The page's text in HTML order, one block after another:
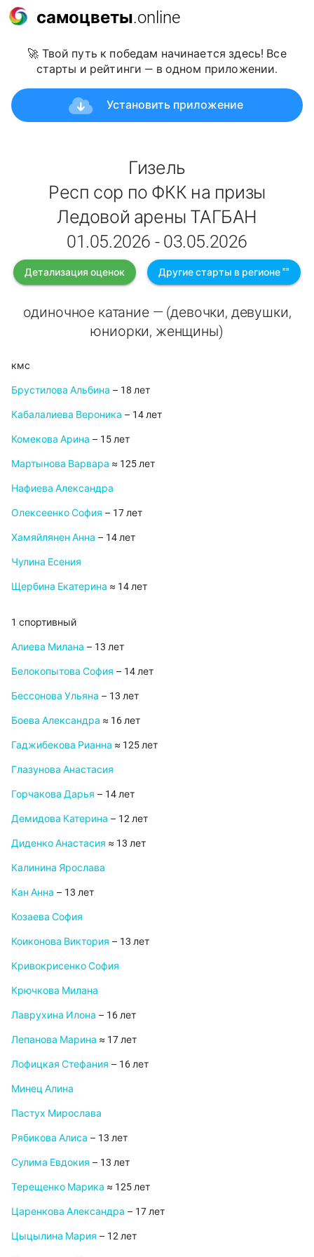
самоцветы.online
🚀 Твой путь к победам начинается здесь! Все
старты и рейтинги — в одном приложении.
Установить приложение
Гизель
Респ сор по ФКК на призы
Ледовой арены ТАГБАН
01.05.2026 - 03.05.2026
Детализация оценок Другие старты в регионе ""
одиночное катание — (девочки, девушки,
юниорки, женщины)
кмс
Брустилова Альбина – 18 лет
Кабалалиева Вероника – 14 лет
Комекова Арина – 15 лет
Мартынова Варвара ≈ 125 лет
Нафиева Александра
Олексеенко София – 17 лет
Хамяйлянен Анна – 14 лет
Чулина Есения
Щербина Екатерина ≈ 14 лет
1 спортивный
Алиева Милана – 13 лет
Белокопытова София – 14 лет
Бессонова Ульяна – 13 лет
Боева Александра ≈ 16 лет
Гаджибекова Рианна ≈ 125 лет
Глазунова Анастасия
Горчакова Дарья – 14 лет
Демидова Катерина – 12 лет
Диденко Анастасия ≈ 13 лет
Калинина Ярослава
Кан Анна – 13 лет
Козаева София
Коиконова Виктория – 13 лет
Кривокрисенко София
Крючкова Милана
Лаврухина Илона – 16 лет
Лепанова Марина ≈ 17 лет
Лофицкая Стефания – 16 лет
Минец Алина
Пастух Мирослава
Рябикова Алиса – 13 лет
Сулима Евдокия – 13 лет
Терещенко Марика ≈ 125 лет
Царенкова Александра – 17 лет
Цыцылина Мария – 12 лет